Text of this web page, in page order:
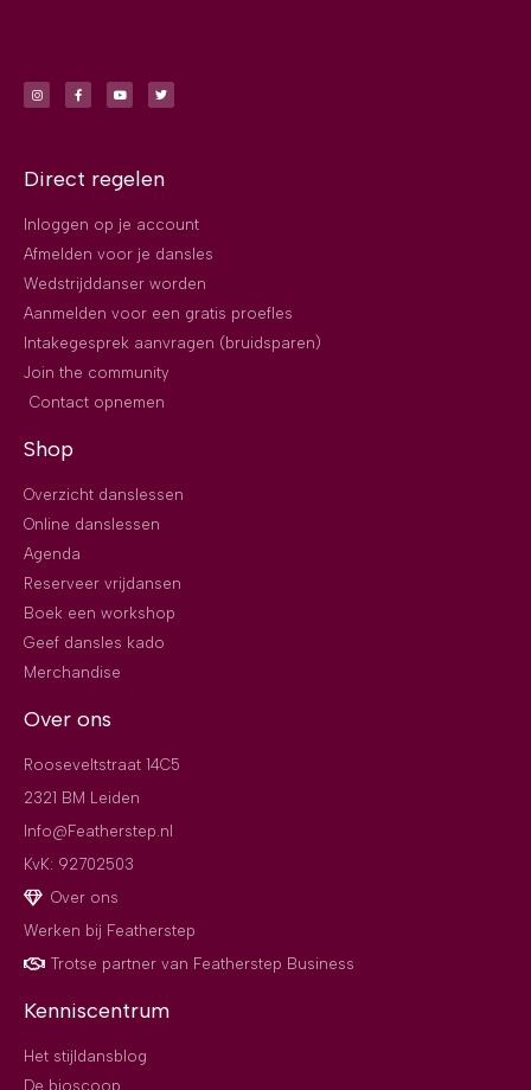
Direct regelen
Inloggen op je account
Afmelden voor je dansles
Wedstrijddanser worden
Aanmelden voor een gratis proefles
Intakegesprek aanvragen (bruidsparen)
Join the community
Contact opnemen
Shop
Overzicht danslessen
Online danslessen
Agenda
Reserveer vrijdansen
Boek een workshop
Geef dansles kado
Merchandise
Over ons
Rooseveltstraat 14C5
2321 BM Leiden
Info@Featherstep.nl
KvK: 92702503
Over ons
Werken bij Featherstep
Trotse partner van Featherstep Business
Kenniscentrum
Het stijldansblog
De bioscoop